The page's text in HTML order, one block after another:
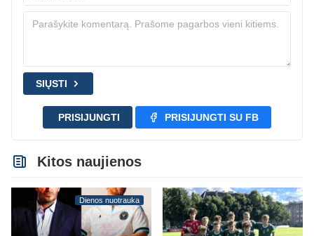
SIŲSTI
PRISIJUNGTI PRISIJUNGTI SU FB
Kitos naujienos
Dienos nuotrauka